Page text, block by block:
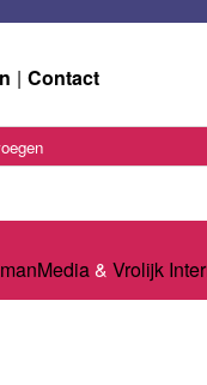
Contact
& Vrolijk